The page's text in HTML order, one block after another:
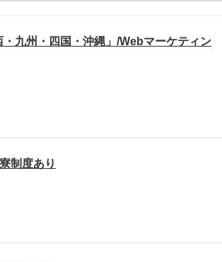
九州・四国・沖縄」/Webマーケティン
制度あり